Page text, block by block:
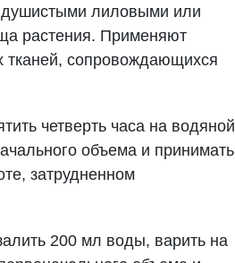
душистыми лиловыми или
растения. Применяют
тканей, сопровождающихся
четверть часа на водяной
объема и принимать
затрудненном
200 мл воды, варить на